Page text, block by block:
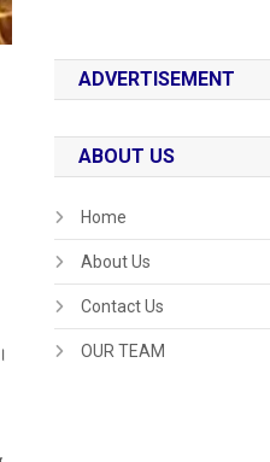
ADVERTISEMENT
ABOUT US
Home
About Us
Contact Us
OUR TEAM